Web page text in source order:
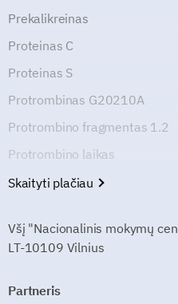
Prekalikreinas
Proteinas C
Proteinas S
Protrombinas G20210A
Protrombino fragmentas 1.2
Protrombino laikas
Skaityti plačiau
Všį "Nacionalinis mokymų
LT-10109 Vilnius
Partneris